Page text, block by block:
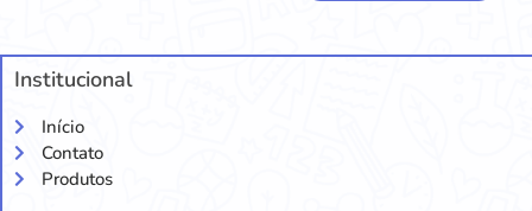
Institucional
Início
Contato
Produtos